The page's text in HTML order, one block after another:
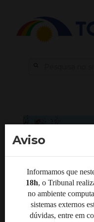
Aviso
Informamos que
18h, o Tribunal
no ambiente
sistemas externos
dúvidas, entre em